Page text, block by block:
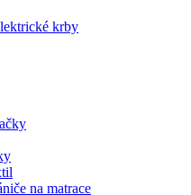
krby
na matrace